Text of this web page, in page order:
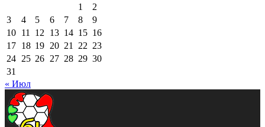
1
2
3
4 5 6 7 8
9
10 11 12 13 14 15 16
17 18 19 20 21 22 23
24 25 26 27 28 29 30
31
« Июл